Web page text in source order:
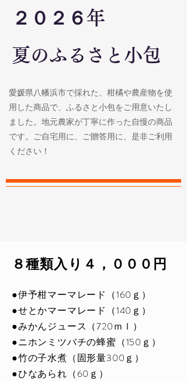
２０２６年
​夏のふるさと小包
​愛媛県八幡浜市で採れた、柑橘や農産物を使
用した商品で、ふるさと小包をご用意いたし
ました。地元農家が丁寧に作った自慢の商品
です。ご自宅用に、ご贈答用に、是非ご利用
ください！
​８種類入り４，０００円
●伊予柑マーマレード（160ｇ）
●せとかマーマレード（140ｇ）
●みかんジュース（720ｍｌ）
●ニホンミツバチの蜂蜜（150ｇ）
●竹の子水煮（固形量300ｇ）
​●ひなあられ（60ｇ）